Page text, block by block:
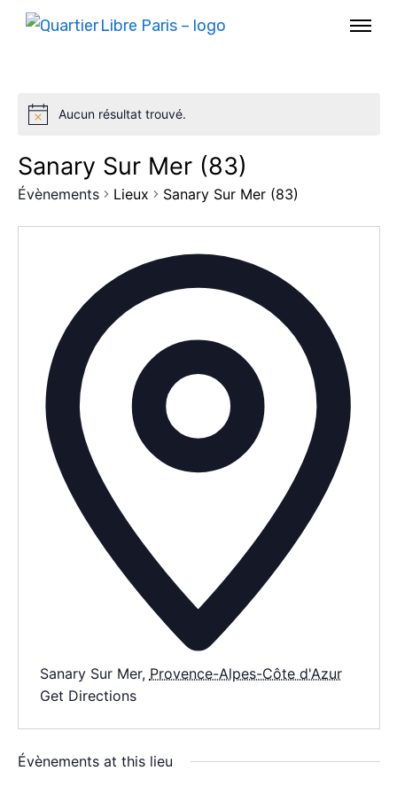
AGENDA
SPECTACLE
À PROPOS
CONTACT
Aucun résultat trouvé.
Sanary Sur Mer (83)
Évènements Lieux Sanary Sur Mer (83)
Sanary Sur Mer, Provence-Alpes-Côte d'Azur
Get Directions
Évènements at this lieu